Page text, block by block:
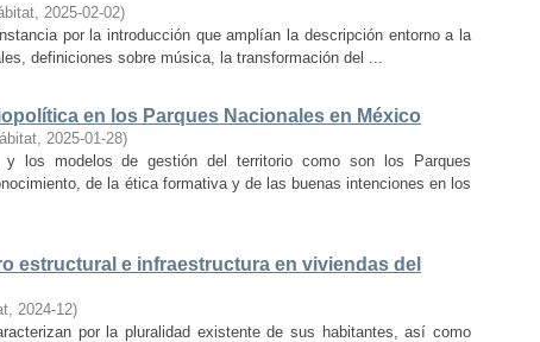
, 2025-02-02)
por la introducción que amplían la descripción entorno a la
definiciones sobre música, la transformación del ...
en los Parques Nacionales en México
, 2025-01-28)
y los modelos de gestión del territorio como son los Parques
de la ética formativa y de las buenas intenciones en los
estructural e infraestructura en viviendas del
, 2024-12)
por la pluralidad existente de sus habitantes, así como